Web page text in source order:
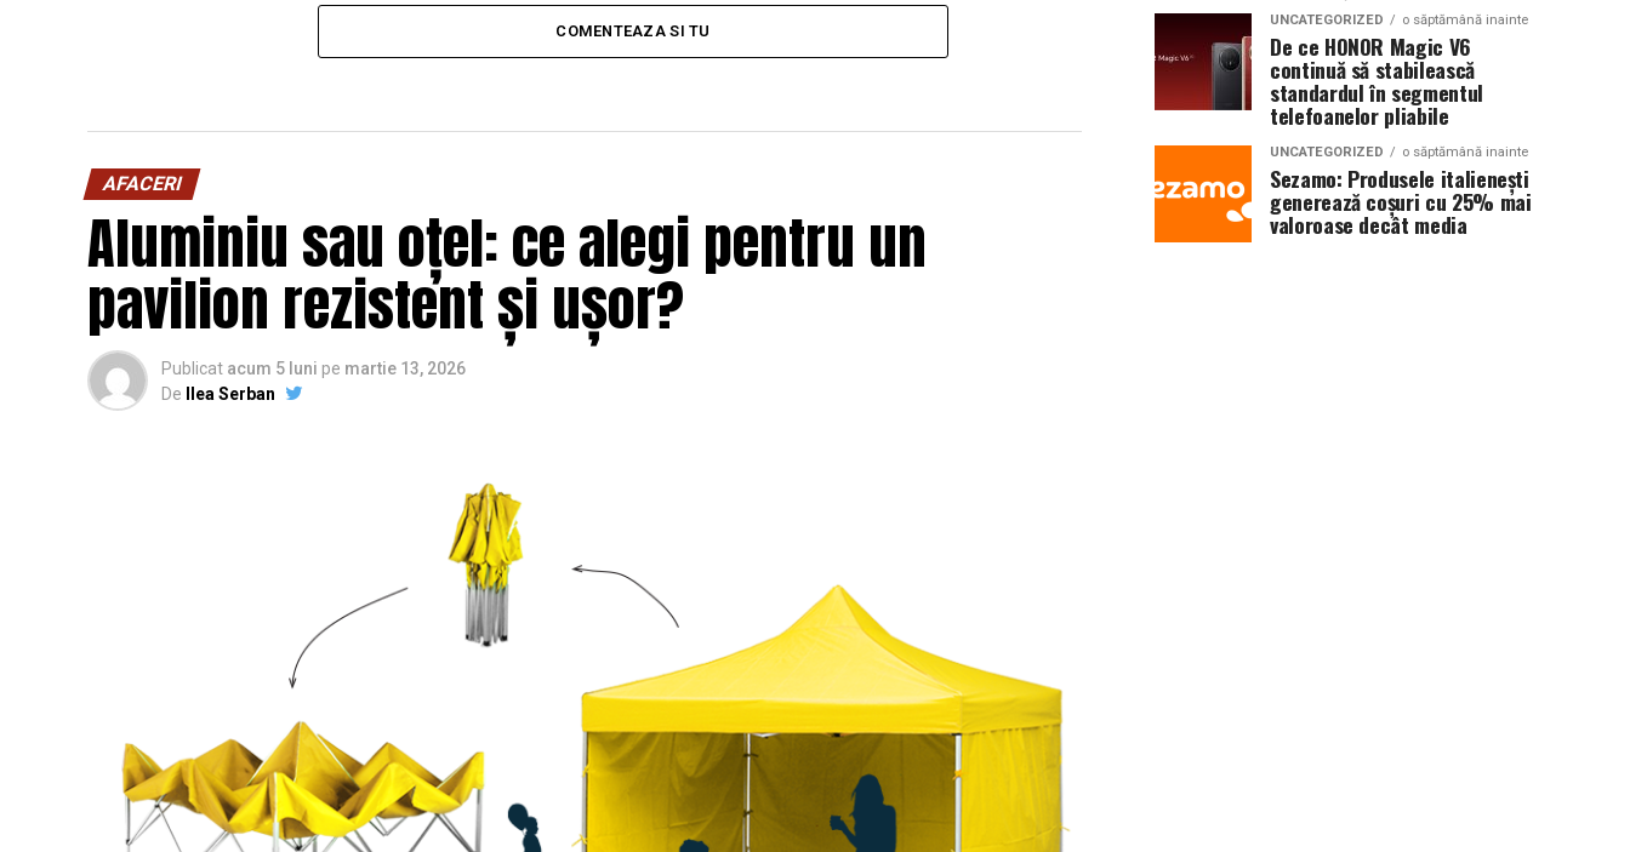
COMENTEAZA SI TU
AFACERI
Aluminiu sau oțel: ce alegi pentru un
pavilion rezistent și ușor?
Publicat acum 5 luni pe martie 13, 2026
De
Ilea Serban
UNCATEGORIZED o săptămână inainte
De ce HONOR Magic V6
continuă să stabilească
standardul în segmentul
telefoanelor pliabile
UNCATEGORIZED o săptămână inainte
Sezamo: Produsele italienești
generează coșuri cu 25% mai
valoroase decât media